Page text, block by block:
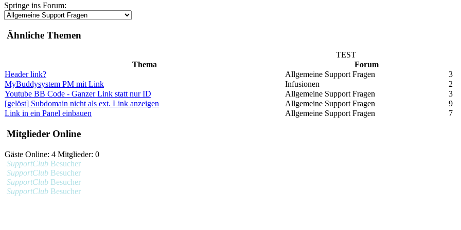
Springe ins Forum:
Ähnliche Themen
TEST
Thema
Forum
Header link?
Allgemeine Support Fragen
3
MyBuddysystem PM mit Link
Infusionen
2
Youtube BB Code - Ganzer Link statt nur ID
Allgemeine Support Fragen
3
[gelöst] Subdomain nicht als ext. Link anzeigen
Allgemeine Support Fragen
9
Link in ein Panel einbauen
Allgemeine Support Fragen 7
Mitglieder Online
Gäste Online: 4 Mitglieder: 0
SupportClub Besucher
SupportClub Besucher
SupportClub Besucher
SupportClub Besucher